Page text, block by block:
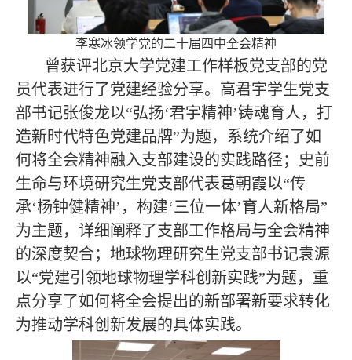
李寒冰领学党的二十届四中全会精神
曾获评北京大学党建工作样板党支部的党
员代表进行了党建经验分享。高君宇学生党支
部书记张俊龙以“弘扬‘君宇精神’铸魂育人，打
造新时代特色党建品牌”为题，系统介绍了如
何将全会精神融入支部建设的实践路径；史前
生命与环境研究生党支部代表葛朝霞以“传
承‘杨钟健精神’，构建‘三位一体’育人新格局”
为主题，详细阐释了支部工作格局与全会精神
的深度契合；地球物理研究生党支部书记袁源
以“党建引领地球物理学科创新实践”为题，重
点分享了如何将全会提出的新部署新要求转化
为推动学科创新发展的具体实践。